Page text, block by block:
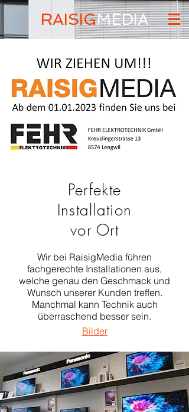
RAISIGMEDIA
Perfekte
Installation
vor Ort
Wir bei RaisigMedia führen
fachgerechte Installationen aus,
welche genau den Geschmack und
Wunsch unserer Kunden treffen.
Manchmal kann Technik auch
überraschend besser sein.
Bilder